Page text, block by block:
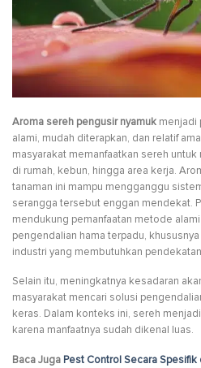
Aroma sereh pengusir nyamuk menjadi
alami, mudah diterapkan, dan relatif
masyarakat memanfaatkan sereh
di rumah, kebun, hingga area kerja.
tanaman ini mampu mengganggu
serangga tersebut enggan mendekat.
mendukung pemanfaatan metode
pengendalian hama terpadu,
industri yang membutuhkan
Selain itu, meningkatnya kesadaran
masyarakat mencari solusi
keras. Dalam konteks ini, sereh
karena manfaatnya sudah dikenal luas.
Baca Juga Pest Control Secara